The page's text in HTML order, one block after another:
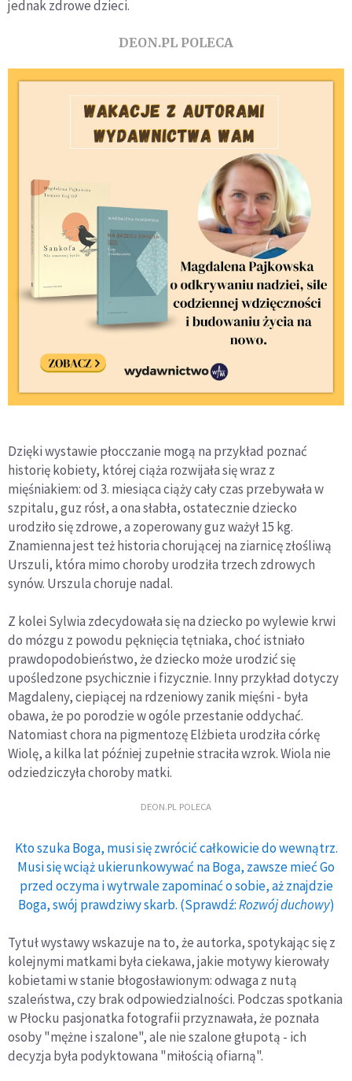
jednak zdrowe dzieci.
DEON.PL POLECA
Dzięki wystawie płocczanie mogą na przykład poznać
historię kobiety, której ciąża rozwijała się wraz z
mięśniakiem: od 3. miesiąca ciąży cały czas przebywała w
szpitalu, guz rósł, a ona słabła, ostatecznie dziecko
urodziło się zdrowe, a zoperowany guz ważył 15 kg.
Znamienna jest też historia chorującej na ziarnicę złośliwą
Urszuli, która mimo choroby urodziła trzech zdrowych
synów. Urszula choruje nadal.
Z kolei Sylwia zdecydowała się na dziecko po wylewie krwi
do mózgu z powodu pęknięcia tętniaka, choć istniało
prawdopodobieństwo, że dziecko może urodzić się
upośledzone psychicznie i fizycznie. Inny przykład dotyczy
Magdaleny, ciepiącej na rdzeniowy zanik mięśni - była
obawa, że po porodzie w ogóle przestanie oddychać.
Natomiast chora na pigmentozę Elżbieta urodziła córkę
Wiolę, a kilka lat później zupełnie straciła wzrok. Wiola nie
odziedziczyła choroby matki.
DEON.PL POLECA
Kto szuka Boga, musi się zwrócić całkowicie do wewnątrz.
Musi się wciąż ukierunkowywać na Boga, zawsze mieć Go
przed oczyma i wytrwale zapominać o sobie, aż znajdzie
Boga, swój prawdziwy skarb. (Sprawdź:Rozwój duchowy)
Tytuł wystawy wskazuje na to, że autorka, spotykając się z
kolejnymi matkami była ciekawa, jakie motywy kierowały
kobietami w stanie błogosławionym: odwaga z nutą
szaleństwa, czy brak odpowiedzialności. Podczas spotkania
w Płocku pasjonatka fotografii przyznawała, że poznała
osoby "mężne i szalone", ale nie szalone głupotą - ich
decyzja była podyktowana "miłością ofiarną".